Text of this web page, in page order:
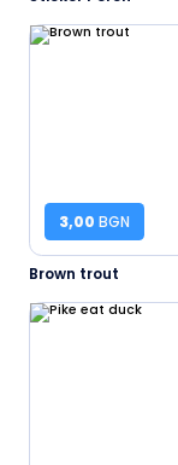
3,00 BGN
Brown trout